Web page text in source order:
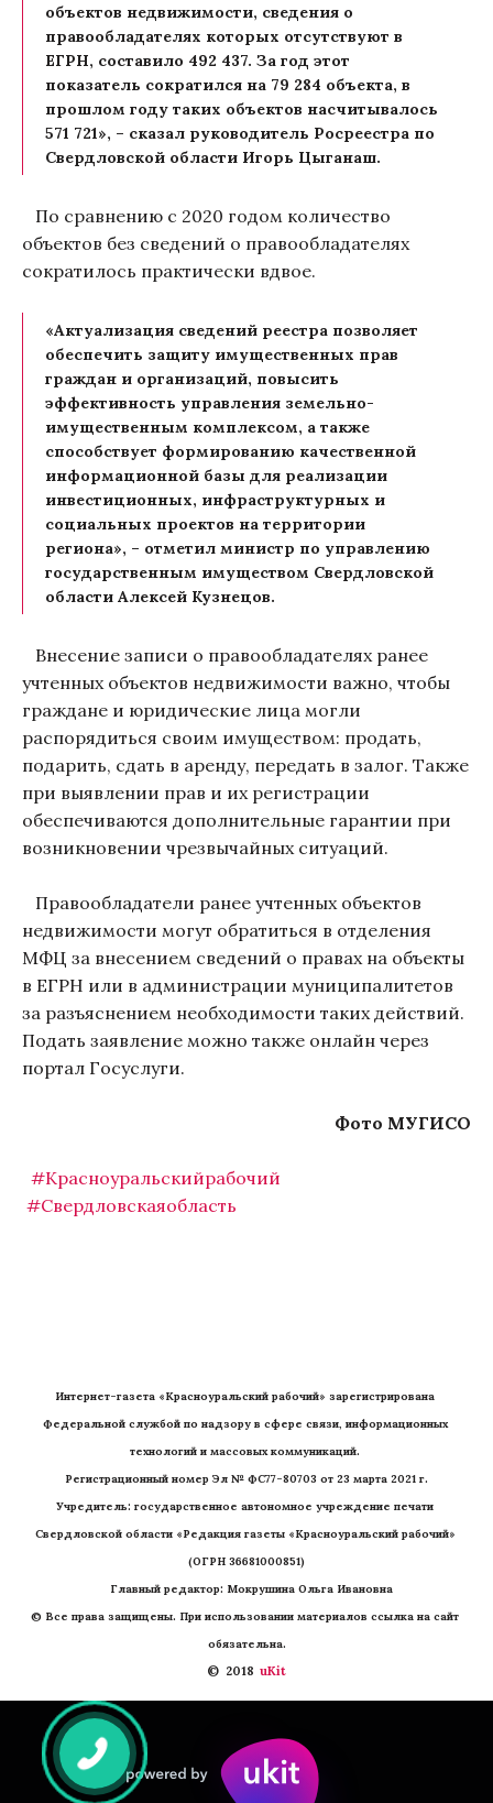
объектов недвижимости, сведения о
правообладателях которых отсутствуют в
ЕГРН, составило 492 437. За год этот
показатель сократился на 79 284 объекта, в
прошлом году таких объектов насчитывалось
571 721», – сказал руководитель Росреестра по
Свердловской области Игорь Цыганаш.
По сравнению с 2020 годом количество
объектов без сведений о правообладателях
сократилось практически вдвое.
«Актуализация сведений реестра позволяет
обеспечить защиту имущественных прав
граждан и организаций, повысить
эффективность управления земельно-
имущественным комплексом, а также
способствует формированию качественной
информационной базы для реализации
инвестиционных, инфраструктурных и
социальных проектов на территории
региона», – отметил министр по управлению
государственным имуществом Свердловской
области Алексей Кузнецов.
Внесение записи о правообладателях ранее
учтенных объектов недвижимости важно, чтобы
граждане и юридические лица могли
распорядиться своим имуществом: продать,
подарить, сдать в аренду, передать в залог. Также
при выявлении прав и их регистрации
обеспечиваются дополнительные гарантии при
возникновении чрезвычайных ситуаций.
Правообладатели ранее учтенных объектов
недвижимости могут обратиться в отделения
МФЦ за внесением сведений о правах на объекты
в ЕГРН или в администрации муниципалитетов
за разъяснением необходимости таких действий.
Подать заявление можно также онлайн через
портал Госуслуги.
Фото МУГИСО
#Красноуральскийрабочий
#Свердловскаяобласть
Интернет-газета «Красноуральский рабочий» зарегистрирована
Федеральной службой по надзору в сфере связи, информационных
технологий и массовых коммуникаций.
Регистрационный номер Эл № ФС77-80703 от 23 марта 2021 г.
Учредитель: государственное автономное учреждение печати
Свердловской области «Редакция газеты «Красноуральский рабочий»
(ОГРН 36681000851)
   Главный редактор: Мокрушина Ольга Ивановна
© Все права защищены. При использовании материалов ссылка на сайт
обязательна.
©  2018 uKit